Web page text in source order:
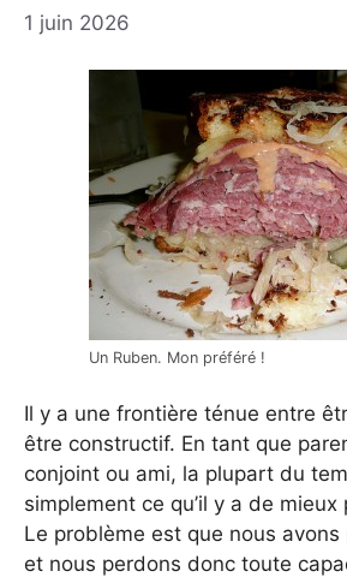
1 juin 2026
Un Ruben. Mon préféré !
Il y a une frontière ténue entre
être constructif. En tant que
conjoint ou ami, la plupart du
simplement ce qu’il y a de
Le problème est que nous avons
et nous perdons donc toute